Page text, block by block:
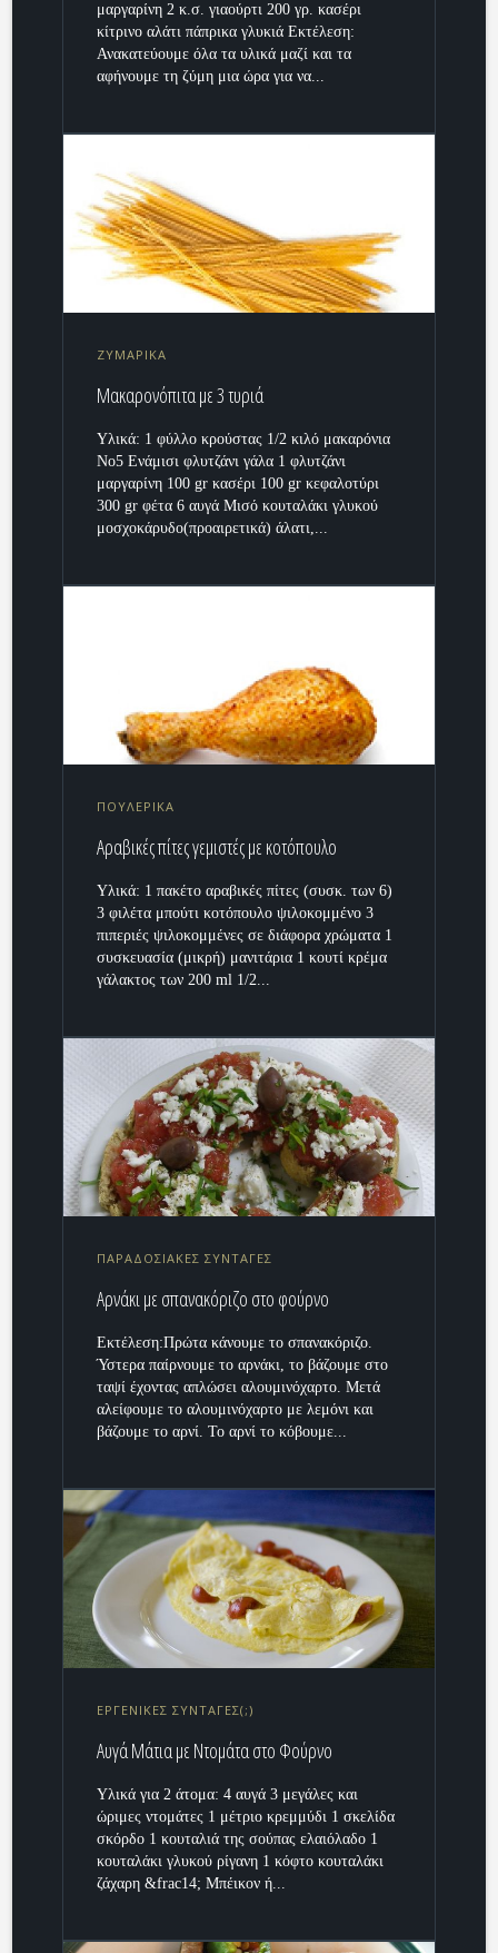
μαργαρίνη 2 κ.σ. γιαούρτι 200 γρ. κασέρι
κίτρινο αλάτι πάπρικα γλυκιά Εκτέλεση:
Ανακατεύουμε όλα τα υλικά μαζί και τα
αφήνουμε τη ζύμη μια ώρα για να...
ΖΥΜΑΡΙΚΑ
Mακαρονόπιτα με 3 τυριά
Υλικά: 1 φύλλο κρούστας 1/2 κιλό μακαρόνια
Νο5 Ενάμισι φλυτζάνι γάλα 1 φλυτζάνι
μαργαρίνη 100 gr κασέρι 100 gr κεφαλοτύρι
300 gr φέτα 6 αυγά Μισό κουταλάκι γλυκού
μοσχοκάρυδο(προαιρετικά) άλατι,...
ΠΟΥΛΕΡΙΚΑ
Αραβικές πίτες γεμιστές με κοτόπουλο
Υλικά: 1 πακέτο αραβικές πίτες (συσκ. των 6)
3 φιλέτα μπούτι κοτόπουλο ψιλοκομμένο 3
πιπεριές ψιλοκομμένες σε διάφορα χρώματα 1
συσκευασία (μικρή) μανιτάρια 1 κουτί κρέμα
γάλακτος των 200 ml 1/2...
ΠΑΡΑΔΟΣΙΑΚΕΣ ΣΥΝΤΑΓΕΣ
Αρνάκι με σπανακόριζο στο φούρνο
Εκτέλεση:Πρώτα κάνουμε το σπανακόριζο.
Ύστερα παίρνουμε το αρνάκι, το βάζουμε στο
ταψί έχοντας απλώσει αλουμινόχαρτο. Μετά
αλείφουμε το αλουμινόχαρτο με λεμόνι και
βάζουμε το αρνί. Το αρνί το κόβουμε...
ΕΡΓΕΝΙΚΕΣ ΣΥΝΤΑΓΕΣ(;)
Αυγά Μάτια με Ντομάτα στο Φούρνο
Υλικά για 2 άτομα: 4 αυγά 3 μεγάλες και
ώριμες ντομάτες 1 μέτριο κρεμμύδι 1 σκελίδα
σκόρδο 1 κουταλιά της σούπας ελαιόλαδο 1
κουταλάκι γλυκού ρίγανη 1 κόφτο κουταλάκι
ζάχαρη &frac14; Μπέικον ή...